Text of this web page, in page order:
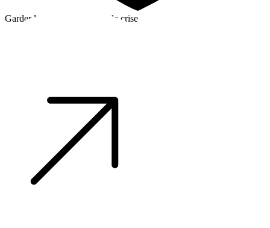
Garder la tête froide en cas de crise